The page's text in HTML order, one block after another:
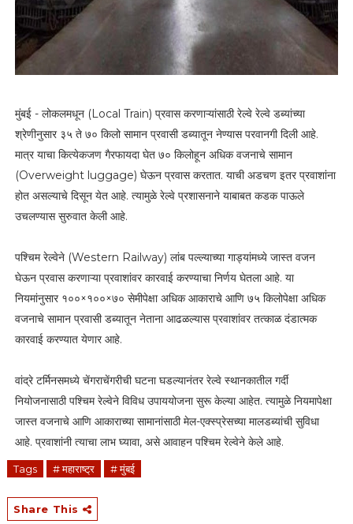
मुंबई - लोकलमधून (Local Train) प्रवास करणाऱ्यांसाठी रेल्वे रेल्वे डब्यांच्या
श्रेणीनुसार ३५ ते ७० किलो सामान प्रवासी डब्यातून नेण्यास परवानगी दिली आहे.
मात्र याचा कित्येकजण गैरफायदा घेत ७० किलोहून अधिक वजनाचे सामान
(Overweight luggage) घेऊन प्रवास करतात. याची अडचण इतर प्रवाशांना
होत असल्याचे दिसून येत आहे. त्यामुळे रेल्वे प्रशासनाने याबाबत कडक पाऊले
उचलण्यास सुरुवात केली आहे.
पश्चिम रेल्वेने (Western Railway) लांब पल्ल्याच्या गाड्यांमध्ये जास्त वजन
घेऊन प्रवास करणाऱ्या प्रवाशांवर कारवाई करण्याचा निर्णय घेतला आहे. या
नियमांनुसार १००×१००×७० सेमीपेक्षा अधिक आकाराचे आणि ७५ किलोपेक्षा अधिक
वजनाचे सामान प्रवासी डब्यातून नेताना आढळल्यास प्रवाशांवर तत्काळ दंडात्मक
कारवाई करण्यात येणार आहे.
वांद्रे टर्मिनसमध्ये चेंगराचेंगरीची घटना घडल्यानंतर रेल्वे स्थानकातील गर्दी
नियोजनासाठी पश्चिम रेल्वेने विविध उपाययोजना सुरू केल्या आहेत. त्यामुळे नियमापेक्षा
जास्त वजनाचे आणि आकाराच्या सामानांसाठी मेल-एक्स्प्रेसच्या मालडब्यांची सुविधा
आहे. प्रवाशांनी त्याचा लाभ घ्यावा, असे आवाहन पश्चिम रेल्वेने केले आहे.
Tags # महाराष्ट्र # मुंबई
Share This